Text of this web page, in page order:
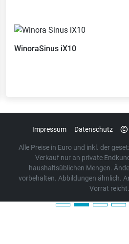
WinoraSinus iX10
Impressum Datenschutz
Alle Preise in Euro und inkl. der
Verkauf nur an private
haushaltsüblichen Mengen.
vorbehalten. Abbildungen ähnlich.
Vorrat reicht.